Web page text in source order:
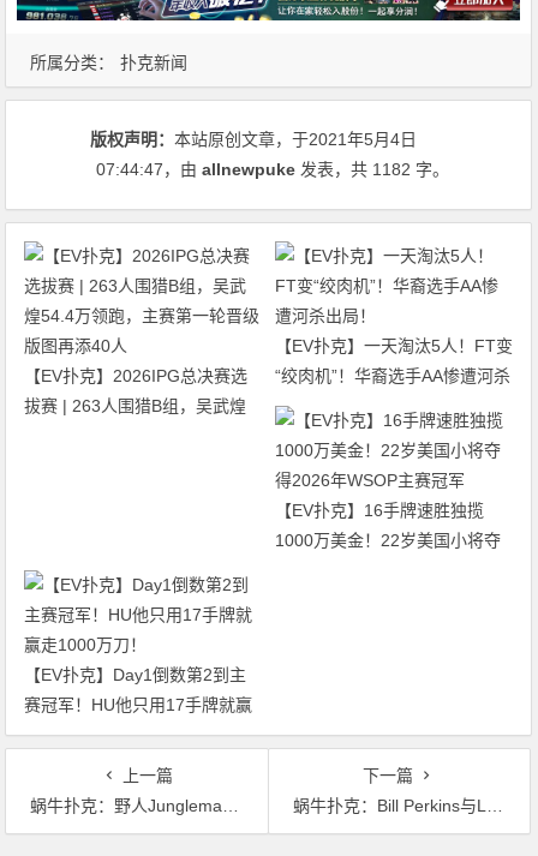
所属分类： 扑克新闻
版权声明：本站原创文章，于2021年5月4日
07:44:47，由allnewpuke 发表，共 1182 字。
【EV扑克】2026IPG总决赛选
拔赛 | 263人围猎B组，吴武煌
【EV扑克】一天淘汰5人！FT变
“绞肉机”！华裔选手AA惨遭河杀
出局！
【EV扑克】16手牌速胜独揽
1000万美金！22岁美国小将夺
【EV扑克】Day1倒数第2到主
赛冠军！HU他只用17手牌就赢
走1000万刀！
上一篇
蜗牛扑克：野人Jungleman称和毒王的挑战赛有望近期结束 Brilll向Mike Postle索赔近7.9万美元法律费用
下一篇
蜗牛扑克：Bill Perkins与Landon Tice为两人间的单挑赛再添奖励 丹牛指出Phil Hellmuth存在的漏洞